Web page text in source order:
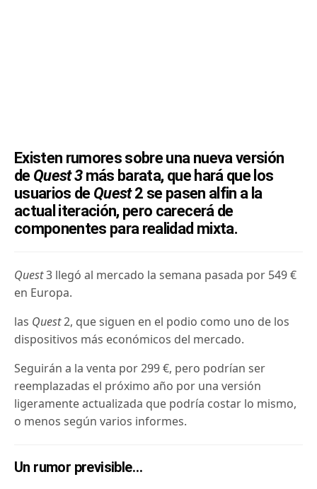
Existen rumores sobre una nueva versión
de Quest 3más barata, que hará que los
usuarios de Quest2 se pasen alfin a la
actual iteración, pero carecerá de
componentes para realidad mixta.
Quest3 llegó al mercado la semana pasada por 549 €
en Europa.
las Quest2, que siguen en el podio como uno de los
dispositivos más económicos del mercado.
Seguirán a la venta por 299 €, pero podrían ser
reemplazadas el próximo año por una versión
ligeramente actualizada que podría costar lo mismo,
o menos según varios informes.
Un rumor previsible…